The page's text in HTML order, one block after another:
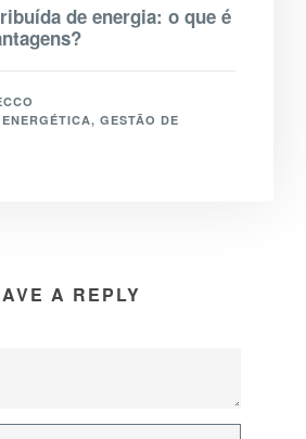
de energia: o que é
, GESTÃO DE
A REPLY